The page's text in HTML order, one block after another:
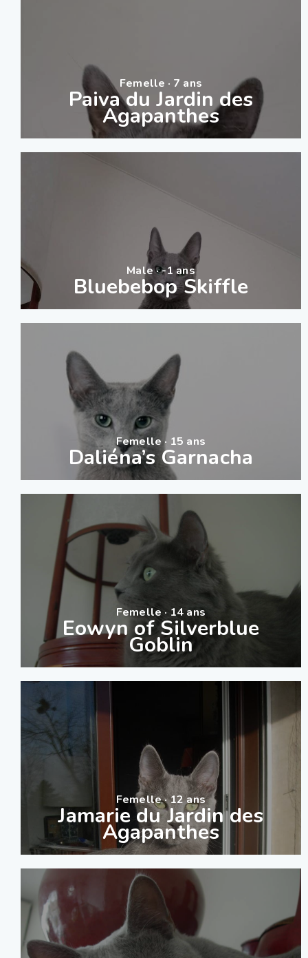
Femelle · 7 ans
Paiva du Jardin des
Agapanthes
Male · -1 ans
Bluebebop Skiffle
Femelle · 15 ans
Daliéna’s Garnacha
Femelle · 14 ans
Eowyn of Silverblue
Goblin
Femelle · 12 ans
Jamarie du Jardin des
Agapanthes